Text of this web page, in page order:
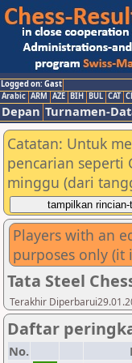
Logged on: Gast
Arabic ARM AZE BIH BUL CAT
Depan Turnamen-
Catatan: Untuk
pencarian seperti
minggu (dari
Players with an
purposes only (it
Tata Steel
Terakhir
Daftar
No.